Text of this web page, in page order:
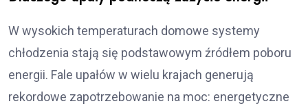
W wysokich temperaturach domowe systemy
chłodzenia stają się podstawowym źródłem poboru
energii. Fale upałów w wielu krajach generują
rekordowe zapotrzebowanie na moc: energetyczne